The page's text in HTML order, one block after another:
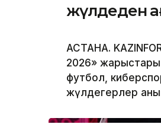
жүлдеден
АСТАНА.
2026» жарыстары
футбол,
жүлдегерлер